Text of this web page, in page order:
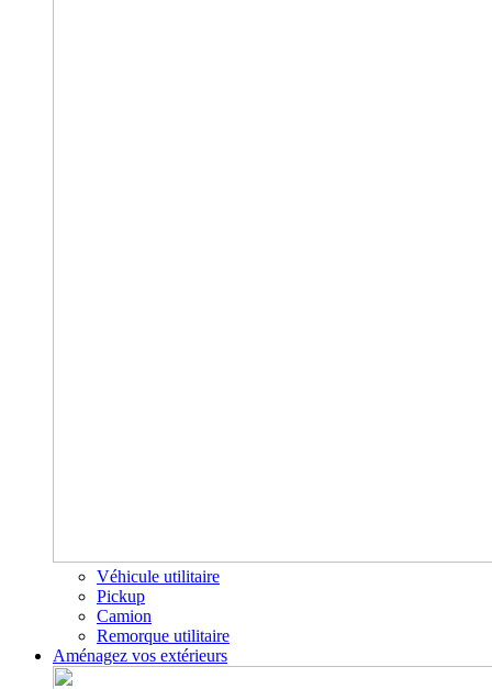
Véhicule utilitaire
Pickup
Camion
Remorque utilitaire
Aménagez vos extérieurs